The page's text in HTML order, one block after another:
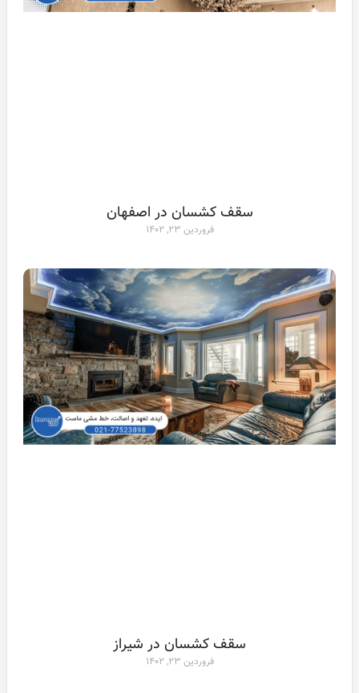
سقف کشسان در اصفهان
فروردین ۲۳, ۱۴۰۲
سقف کشسان در شیراز
فروردین ۲۳, ۱۴۰۲